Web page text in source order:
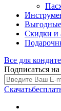
Скидки и
Все для
Подписаться
Скачать